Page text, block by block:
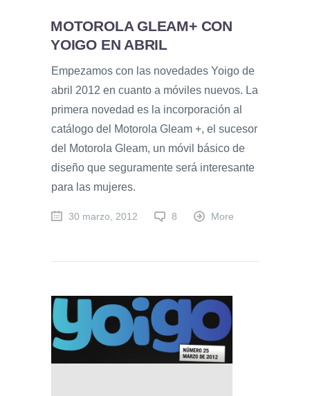
MOTOROLA GLEAM+ CON
YOIGO EN ABRIL
Empezamos con las novedades Yoigo de
abril 2012 en cuanto a móviles nuevos. La
primera novedad es la incorporación al
catálogo del Motorola Gleam +, el sucesor
del Motorola Gleam, un móvil básico de
diseño que seguramente será interesante
para las mujeres.
30 marzo, 2012 8 More